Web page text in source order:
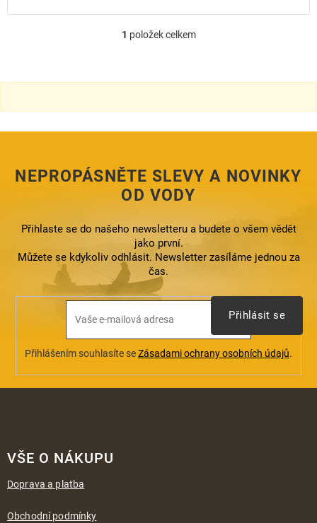
O
á
a
í
v
k
y
ý
p
i
s
u
1 položek celkem
NEPROPÁSNĚTE SLEVY A NOVINKY
OD VODY
Přihlaste se do našeho newsletteru a budete o všem vědět
jako první.
Můžete se kdykoliv odhlásit. Newsletter zasíláme jednou za
čas.
Přihlášením souhlasíte seZásadami ochrany osobních údajů.
Přihlásit se
VŠE O NÁKUPU
Doprava a platba
Obchodní podmínky